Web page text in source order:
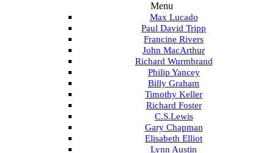
Menu
Max Lucado
Paul David Tripp
Francine Rivers
John MacArthur
Richard Wurmbrand
Philip Yancey
Billy Graham
Timothy Keller
Richard Foster
C.S.Lewis
Gary Chapman
Elisabeth Elliot
Lynn Austin